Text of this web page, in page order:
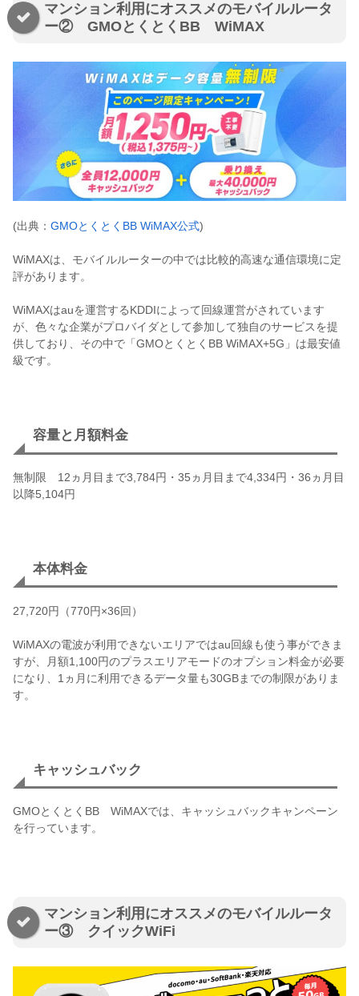
マンション利用にオススメのモバイルルータ
ー② GMOとくとくBB WiMAX
(出典： GMOとくとくBB WiMAX公式)
WiMAXは、モバイルルーターの中では比較的高速な通信環境に定
評があります。
WiMAXはauを運営するKDDIによって回線運営がされています
が、色々な企業がプロバイダとして参加して独自のサービスを提
供しており、その中で「GMOとくとくBB WiMAX+5G」は最安値
級です。
容量と月額料金
無制限 12ヵ月目まで3,784円・35ヵ月目まで4,334円・36ヵ月目
以降5,104円
本体料金
27,720円（770円×36回）
WiMAXの電波が利用できないエリアではau回線も使う事ができま
すが、月額1,100円のプラスエリアモードのオプション料金が必要
になり、1ヵ月に利用できるデータ量も30GBまでの制限がありま
す。
キャッシュバック
GMOとくとくBB WiMAXでは、キャッシュバックキャンペーン
を行っています。
マンション利用にオススメのモバイルルータ
ー③ クイックWiFi